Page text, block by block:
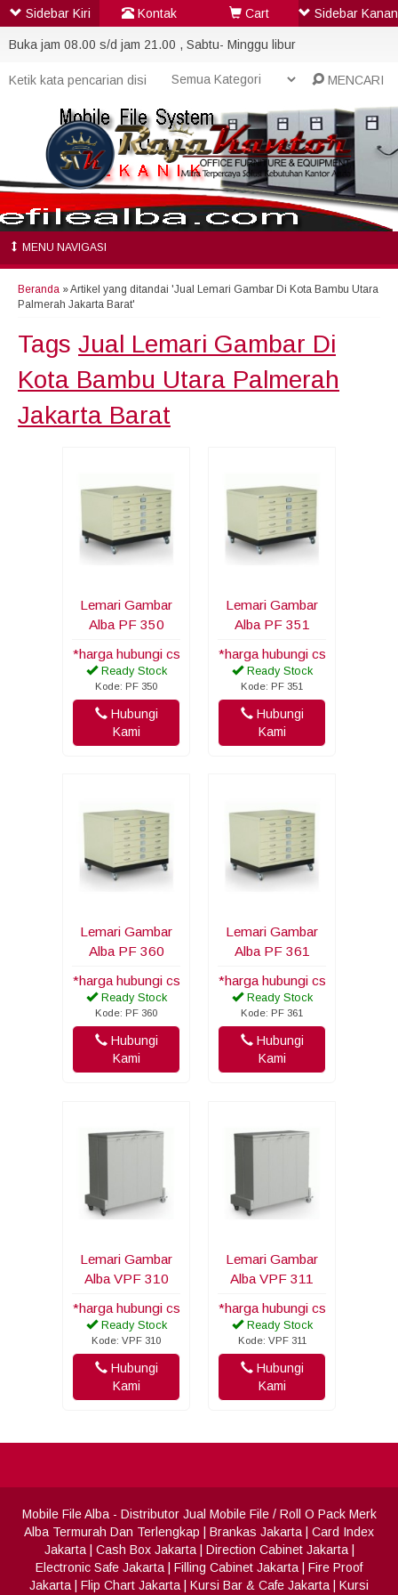
Buka jam 08.00 s/d jam 21.00 , Sabtu- Minggu libur
MENCARI
MENU NAVIGASI
Beranda »Artikel yang ditandai 'Jual Lemari Gambar Di Kota Bambu Utara
Palmerah Jakarta Barat'
Tags Jual Lemari Gambar Di
Kota Bambu Utara Palmerah
Jakarta Barat
Lemari Gambar
Alba PF 350
*harga hubungi cs
Ready Stock
Kode: PF 350
Hubungi
Kami
Lemari Gambar
Alba PF 351
*harga hubungi cs
Ready Stock
Kode: PF 351
Hubungi
Kami
Lemari Gambar
Alba PF 360
*harga hubungi cs
Ready Stock
Kode: PF 360
Hubungi
Kami
Lemari Gambar
Alba PF 361
*harga hubungi cs
Ready Stock
Kode: PF 361
Hubungi
Kami
Lemari Gambar
Alba VPF 310
*harga hubungi cs
Ready Stock
Kode: VPF 310
Hubungi
Kami
Lemari Gambar
Alba VPF 311
*harga hubungi cs
Ready Stock
Kode: VPF 311
Hubungi
Kami
Mobile File Alba- Distributor Jual Mobile File / Roll O Pack Merk
Alba Termurah Dan Terlengkap | Brankas Jakarta | Card Index
Jakarta| Cash Box Jakarta| Direction Cabinet Jakarta|
Electronic Safe Jakarta | Filling Cabinet Jakarta | Fire Proof
Jakarta | Flip Chart Jakarta | Kursi Bar & Cafe Jakarta | Kursi
Sidebar Kiri Kontak Cart Sidebar Kanan